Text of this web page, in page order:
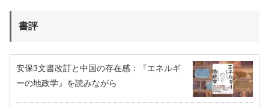
書評
安保3文書改訂と中国の存在感：『エネルギ
ーの地政学』を読みながら